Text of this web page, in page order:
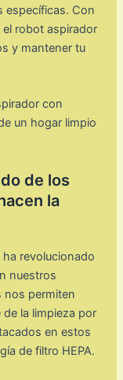
específicas. Con
robot aspirador
y mantener tu
con
un hogar limpio
de los
la
revolucionado
nuestros
nos permiten
la limpieza por
en estos
de filtro HEPA.